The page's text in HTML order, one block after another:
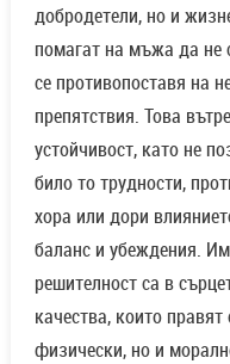
добродетели, но и
помагат на мъжа да не
се противопоставя на
препятствия. Това
устойчивост, като не
било то трудности,
хора или дори
баланс и убеждения.
решителност са в
качества, които
физически, но и